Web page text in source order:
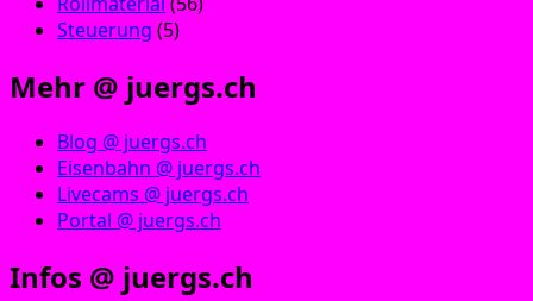
Steuerung (5)
Mehr @ juergs.ch
Blog @ juergs.ch
Eisenbahn @ juergs.ch
Livecams @ juergs.ch
Portal @ juergs.ch
Infos @ juergs.ch